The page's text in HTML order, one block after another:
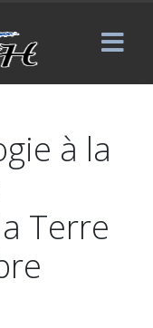
à la
Terre